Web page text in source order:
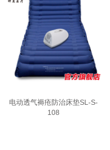
电动透气褥疮防治床垫SL-S-
108